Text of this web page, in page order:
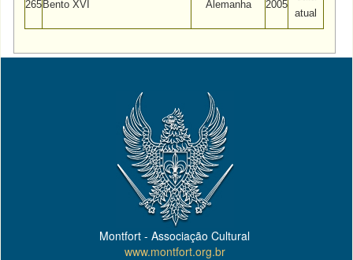
265 Bento XVI Alemanha 2005
atual
Montfort - Associação Cultural
www.montfort.org.br